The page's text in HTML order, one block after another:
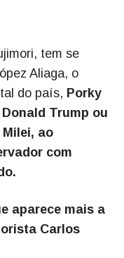
tem se
Aliaga, o
do país, Porky
Trump ou
ao
com
aparece mais a
Carlos